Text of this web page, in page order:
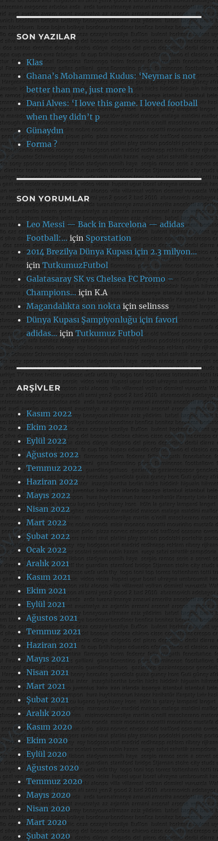
SON YAZILAR
Klas
Ghana’s Mohammed Kudus: ‘Neymar is not
better than me, just more h
Dani Alves: ‘I love this game. I loved football
when they didn’t p
Günaydın
Forma ?
SON YORUMLAR
Leo Messi — Back in Barcelona — adidas
Football:… içinSporstation
2014 Brezilya Dünya Kupası için 2.3 milyon…
içinTutkumuzFutbol
Galatasaray SK vs Chelsea FC Promo –
Champions…içinK.A
Magandalıkta son nokta içinselinsss
Dünya Kupası Şampiyonluğu için favori
adidas… içinTutkumuz Futbol
ARŞIVLER
Kasım 2022
Ekim 2022
Eylül 2022
Ağustos 2022
Temmuz 2022
Haziran 2022
Mayıs 2022
Nisan 2022
Mart 2022
Şubat 2022
Ocak 2022
Aralık 2021
Kasım 2021
Ekim 2021
Eylül 2021
Ağustos 2021
Temmuz 2021
Haziran 2021
Mayıs 2021
Nisan 2021
Mart 2021
Şubat 2021
Aralık 2020
Kasım 2020
Ekim 2020
Eylül 2020
Ağustos 2020
Temmuz 2020
Mayıs 2020
Nisan 2020
Mart 2020
Şubat 2020